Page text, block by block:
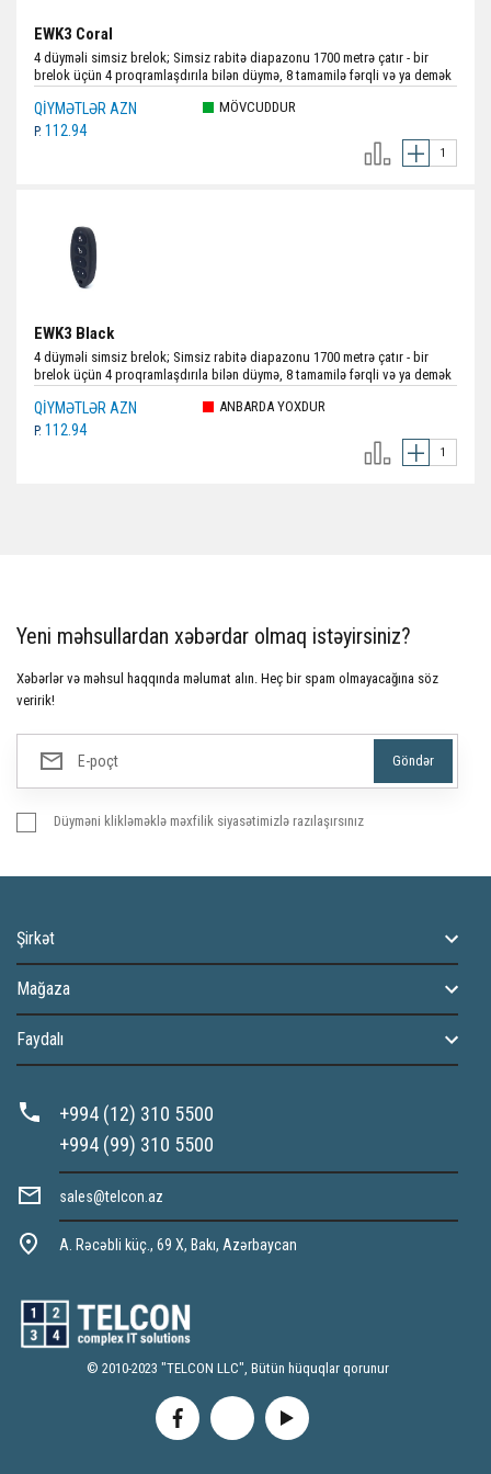
EWK3 Coral
4 düyməli simsiz brelok; Simsiz rabitə diapazonu 1700 metrə çatır - bir
brelok üçün 4 proqramlaşdırıla bilən düymə, 8 tamamilə fərqli və ya demək
konfiqurasiya edilə bilər - monitorinq funksiyası və əmrin uğurla
tamamlanmasını göstərən; Ölçülər: 69 x 35 x 12,6 mm; Rəng:Mərcan rəngi.
QIYMƏTLƏR AZN
P. 112.94
MÖVCUDDUR
EWK3 Black
4 düyməli simsiz brelok; Simsiz rabitə diapazonu 1700 metrə çatır - bir
brelok üçün 4 proqramlaşdırıla bilən düymə, 8 tamamilə fərqli və ya demək
konfiqurasiya edilə bilər - monitorinq funksiyası və əmrin uğurla
tamamlanmasını göstərən; Ölçülər: 69 x 35 x 12,6 mm; Rəng:Qara.
QIYMƏTLƏR AZN
P. 112.94
ANBARDA YOXDUR
Yeni məhsullardan xəbərdar olmaq istəyirsiniz?
Xəbərlər və məhsul haqqında məlumat alın. Heç bir spam olmayacağına söz
veririk!
Düyməni klikləməklə məxfilik siyasətimizlə razılaşırsınız
Şirkət
Mağaza
Faydalı
+994 (12) 310 5500
+994 (99) 310 5500
sales@telcon.az
A. Rəcəbli küç., 69 X, Bakı, Azərbaycan
© 2010-2023 "TELCON LLC", Bütün hüquqlar qorunur